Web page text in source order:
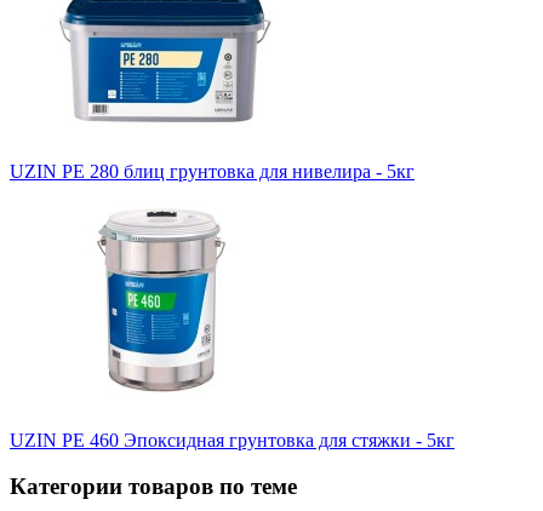
UZIN PE 280 блиц грунтовка для нивелира - 5кг
UZIN PE 460 Эпоксидная грунтовка для стяжки - 5кг
Категории товаров по теме